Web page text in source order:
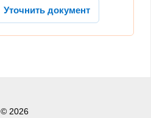
Уточнить документ
© 2026